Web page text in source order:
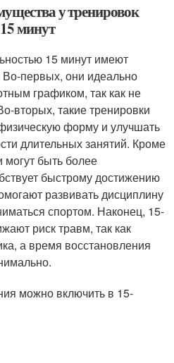
у тренировок
минут
15 минут имеют
первых, они идеально
графиком, так как не
вторых, такие тренировки
форму и улучшать
длительных занятий. Кроме
могут быть более
быстрому достижению
развивать дисциплину
спортом. Наконец, 15-
риск травм, так как
а время восстановления
можно включить в 15-